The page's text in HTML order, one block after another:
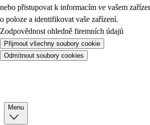
nebo přistupovat k informacím ve vašem
o poloze a identifikovat vaše zařízení.
Zodpovědnost ohledně firemních údajů
Přijmout všechny soubory cookie
Odmítnout soubory cookies
Menu